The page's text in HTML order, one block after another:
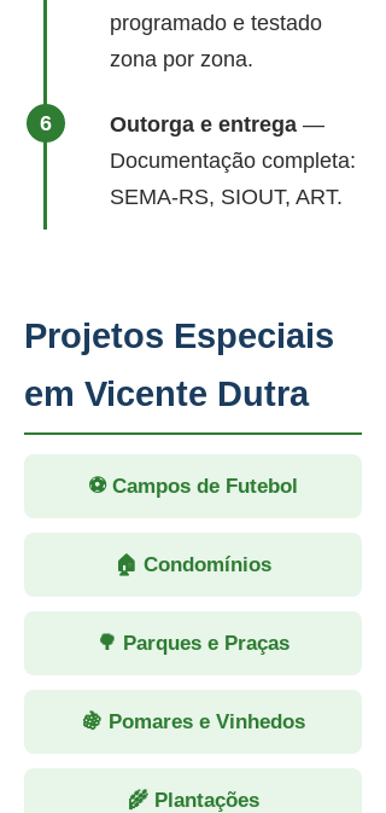
programado e testado
zona por zona.
Outorga e entrega —
Documentação completa:
SEMA-RS, SIOUT, ART.
Projetos Especiais
em Vicente Dutra
⚽ Campos de Futebol
🏠 Condomínios
🌳 Parques e Praças
🍇 Pomares e Vinhedos
🌾 Plantações